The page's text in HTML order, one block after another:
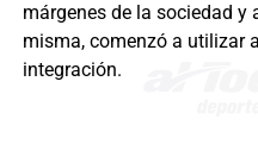
márgenes de la sociedad y
misma, comenzó a utilizar
integración.